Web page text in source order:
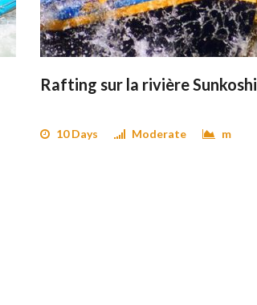
Rafting sur la rivière Sunkoshi
10 Days Moderate m